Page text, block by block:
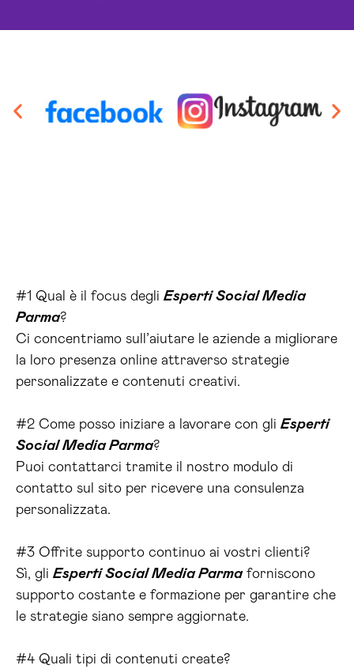
#1 Qual è il focus degli Esperti Social Media
Parma?
Ci concentriamo sull’aiutare le aziende a migliorare
la loro presenza online attraverso strategie
personalizzate e contenuti creativi.
#2 Come posso iniziare a lavorare con gli Esperti
Social Media Parma?
Puoi contattarci tramite il nostro modulo di
contatto sul sito per ricevere una consulenza
personalizzata.
#3 Offrite supporto continuo ai vostri clienti?
Sì, gli Esperti Social Media Parmaforniscono
supporto costante e formazione per garantire che
le strategie siano sempre aggiornate.
#4 Quali tipi di contenuti create?